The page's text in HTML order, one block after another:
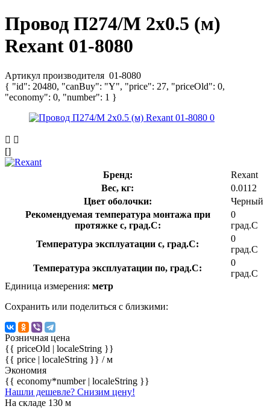
Провод П274/М 2х0.5 (м)
Rexant 01-8080
Артикул производителя 01-8080
{ "id": 20480, "canBuy": "Y", "price": 27, "priceOld": 0,
"economy": 0, "number": 1 }
[]
Бренд:
Rexant
Вес, кг:
0.0112
Цвет оболочки:
Черный
Рекомендуемая температура монтажа при
протяжке с, град.C:
0
град.C
Температура эксплуатации с, град.C:
0
град.C
Температура эксплуатации по, град.C:
0
град.C
Единица измерения: метр
Сохранить или поделиться с близкими:
Розничная цена
{{ priceOld | localeString }}
{{ price | localeString }} / м
Экономия
{{ economy*number | localeString }}
Нашли дешевле? Снизим цену!
На складе 130 м